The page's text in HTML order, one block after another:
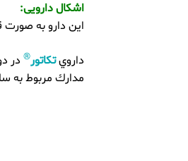
اشکال دارویی:
این دارو به صورت قرص در دوزهای 10 ،
دارويتکاتور®
مدارك مربوط به